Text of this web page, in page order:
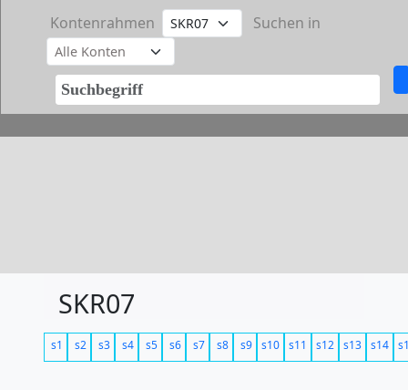
Kontenrahmen Suchen in
SKR07
s1 s2 s3 s4 s5 s6 s7 s8 s9 s10 s11 s12 s13 s14